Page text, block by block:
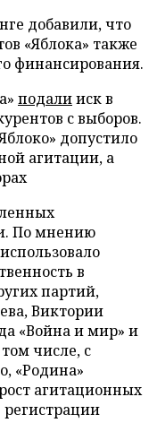
добавили, что
«Яблока» также
финансирования.
подалииск в
с выборов.
допустило
агитации, а
По мнению
в
партий,
Виктории
«Война и мир» и
числе, с
«Родина»
агитационных